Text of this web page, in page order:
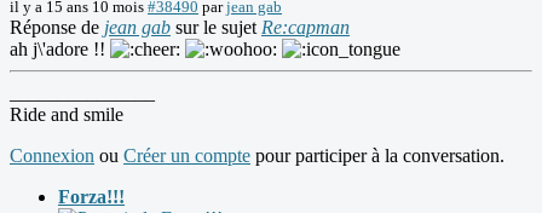
il y a 15 ans 10 mois #38490 parjean gab
Réponse de jean gab sur le sujet Re:capman
ah j\'adore !!
Ride and smile
Connexion ou Créer un compte pour participer à la conversation.
Forza!!!